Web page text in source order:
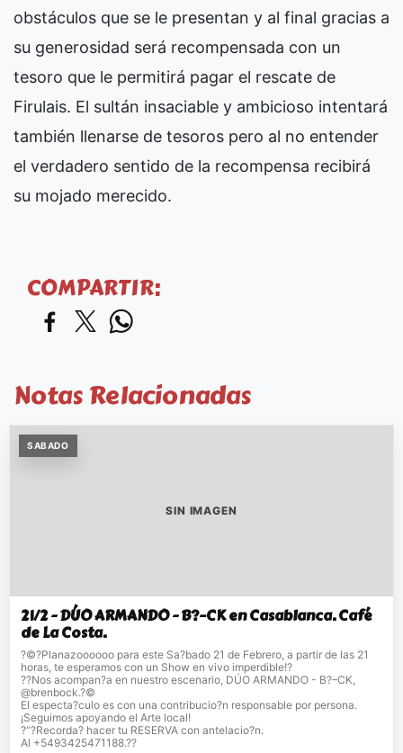
obstáculos que se le presentan y al final gracias a
su generosidad será recompensada con un
tesoro que le permitirá pagar el rescate de
Firulais. El sultán insaciable y ambicioso intentará
también llenarse de tesoros pero al no entender
el verdadero sentido de la recompensa recibirá
su mojado merecido.
COMPARTIR:
Notas Relacionadas
SABADO
SIN IMAGEN
21/2 - DÚO ARMANDO - B?–CK en Casablanca. Café
de La Costa.
?©?Planazoooooo para este Sa?bado 21 de Febrero, a partir de las 21
horas, te esperamos con un Show en vivo imperdible!?
??Nos acompan?a en nuestro escenario, DÚO ARMANDO - B?–CK,
@brenbock.?©
El especta?culo es con una contribucio?n responsable por persona.
¡Seguimos apoyando el Arte local!
?“?Recorda? hacer tu RESERVA con antelacio?n.
Al +5493425471188.??